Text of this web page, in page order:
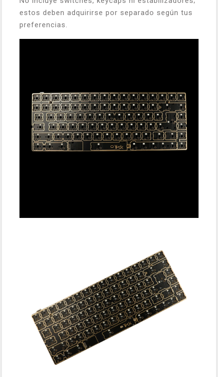
estos deben adquirirse por separado según tus
preferencias.